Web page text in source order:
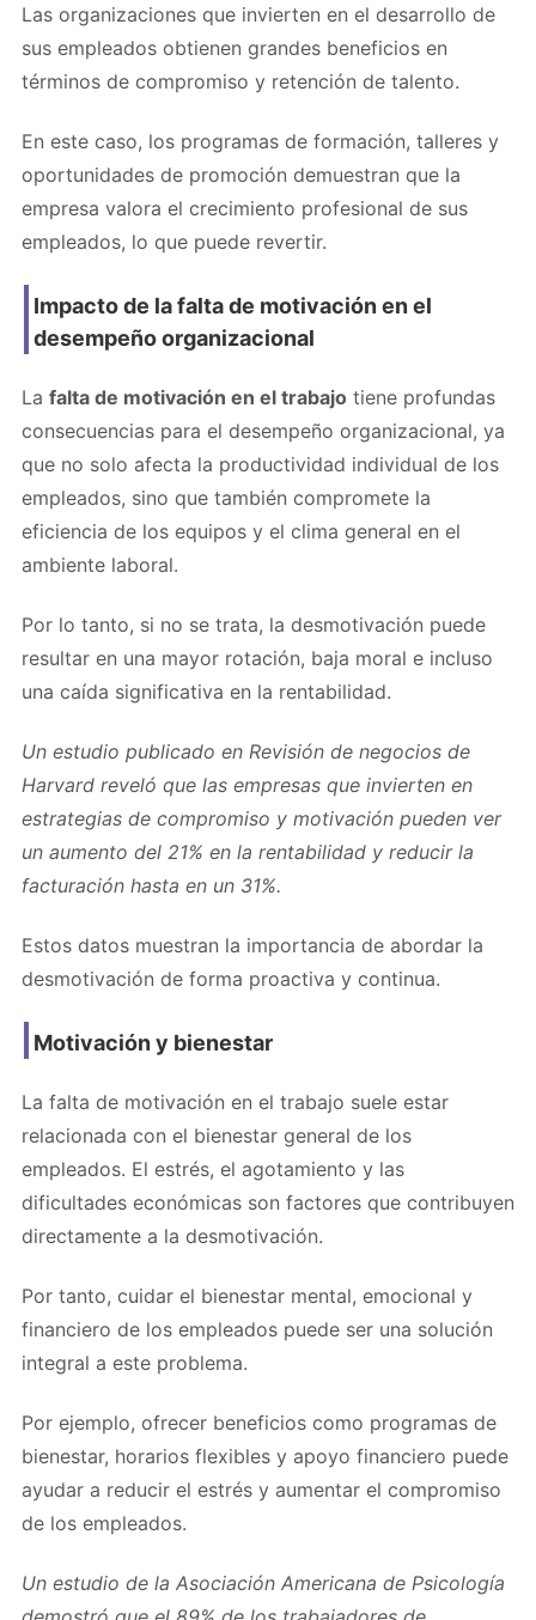
Las organizaciones que invierten en el desarrollo de
sus empleados obtienen grandes beneficios en
términos de compromiso y retención de talento.
En este caso, los programas de formación, talleres y
oportunidades de promoción demuestran que la
empresa valora el crecimiento profesional de sus
empleados, lo que puede revertir.
Impacto de la falta de motivación en el
desempeño organizacional
La falta de motivación en el trabajo tiene profundas
consecuencias para el desempeño organizacional, ya
que no solo afecta la productividad individual de los
empleados, sino que también compromete la
eficiencia de los equipos y el clima general en el
ambiente laboral.
Por lo tanto, si no se trata, la desmotivación puede
resultar en una mayor rotación, baja moral e incluso
una caída significativa en la rentabilidad.
Un estudio publicado en Revisión de negocios de
Harvard reveló que las empresas que invierten en
estrategias de compromiso y motivación pueden ver
un aumento del 21% en la rentabilidad y reducir la
facturación hasta en un 31%.
Estos datos muestran la importancia de abordar la
desmotivación de forma proactiva y continua.
Motivación y bienestar
La falta de motivación en el trabajo suele estar
relacionada con el bienestar general de los
empleados. El estrés, el agotamiento y las
dificultades económicas son factores que contribuyen
directamente a la desmotivación.
Por tanto, cuidar el bienestar mental, emocional y
financiero de los empleados puede ser una solución
integral a este problema.
Por ejemplo, ofrecer beneficios como programas de
bienestar, horarios flexibles y apoyo financiero puede
ayudar a reducir el estrés y aumentar el compromiso
de los empleados.
Un estudio de la Asociación Americana de Psicología